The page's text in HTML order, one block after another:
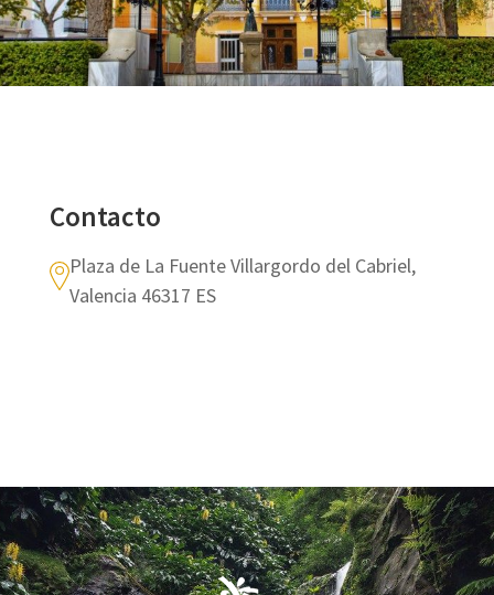
Contacto
Plaza de La Fuente Villargordo del Cabriel,
Valencia 46317 ES